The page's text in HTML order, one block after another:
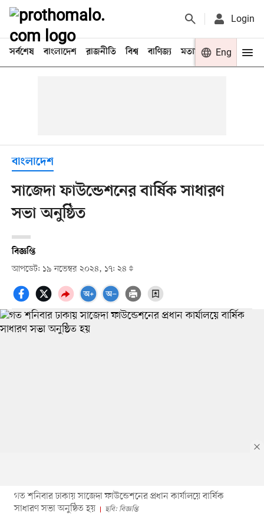
Login
সর্বশেষ বাংলাদেশ রাজনীতি বিশ্ব বাণিজ্য মতামত খেলা
Eng
বাংলাদেশ
সাজেদা ফাউন্ডেশনের বার্ষিক সাধারণ
সভা অনুষ্ঠিত
বিজ্ঞপ্তি
আপডেট: ১৯ নভেম্বর ২০২৪, ১৭: ২৪
গত শনিবার ঢাকায় সাজেদা ফাউন্ডেশনের প্রধান কার্যালয়ে বার্ষিক
সাধারণ সভা অনুষ্ঠিত হয়
ছবি: বিজ্ঞপ্তি